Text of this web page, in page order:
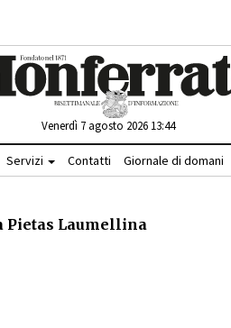
Venerdì 7 agosto 2026 13:44
Servizi Contatti Giornale di domani
Pietas Laumellina